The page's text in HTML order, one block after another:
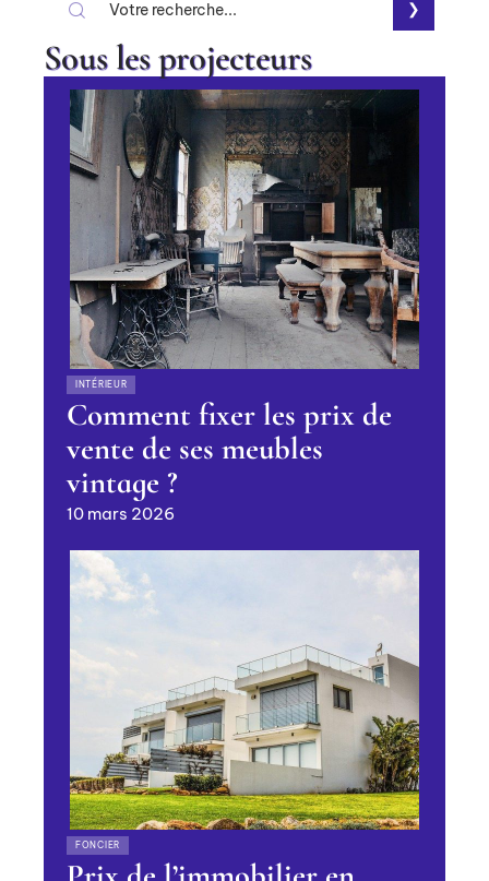
Sous les projecteurs
INTÉRIEUR
Comment fixer les prix de
vente de ses meubles
vintage ?
10 mars 2026
FONCIER